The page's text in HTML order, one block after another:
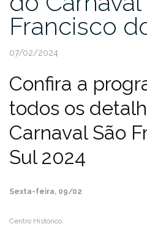
Francisco
07/02/2024
Confira a
todos os
Carnaval São
Sul 2024
Sexta-feira, 09/02
Centro Histórico: